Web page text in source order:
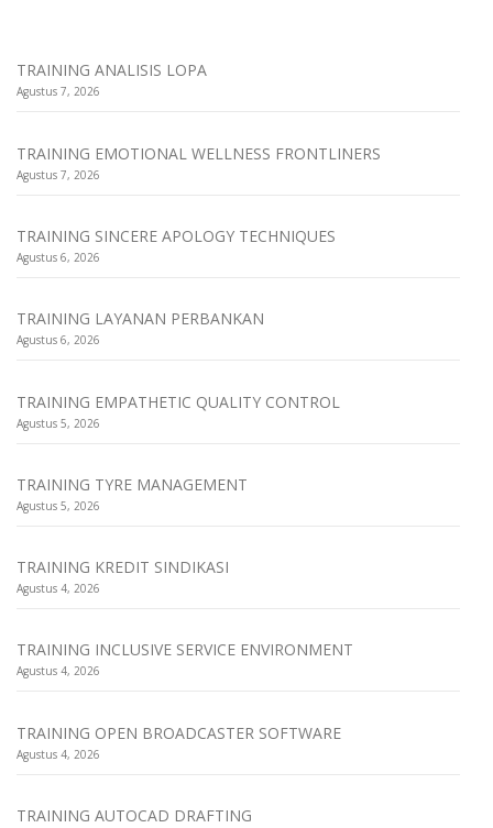
TRAINING ANALISIS LOPA
Agustus 7, 2026
TRAINING EMOTIONAL WELLNESS FRONTLINERS
Agustus 7, 2026
TRAINING SINCERE APOLOGY TECHNIQUES
Agustus 6, 2026
TRAINING LAYANAN PERBANKAN
Agustus 6, 2026
TRAINING EMPATHETIC QUALITY CONTROL
Agustus 5, 2026
TRAINING TYRE MANAGEMENT
Agustus 5, 2026
TRAINING KREDIT SINDIKASI
Agustus 4, 2026
TRAINING INCLUSIVE SERVICE ENVIRONMENT
Agustus 4, 2026
TRAINING OPEN BROADCASTER SOFTWARE
Agustus 4, 2026
TRAINING AUTOCAD DRAFTING